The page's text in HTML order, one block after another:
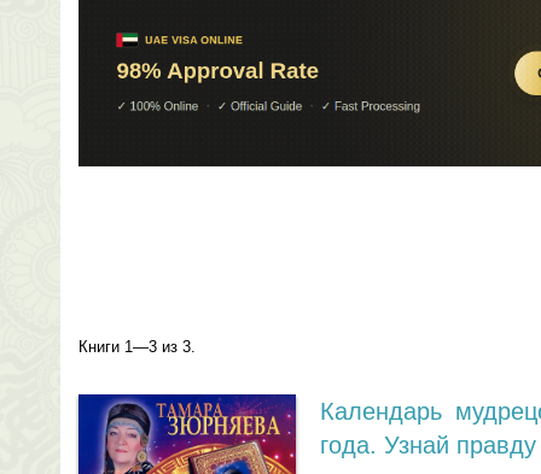
Книги 1—3 из 3.
Календарь
года. Узнай